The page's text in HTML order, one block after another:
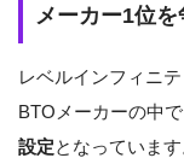
メーカー1位を
レベルインフィニ
BTOメーカーの中
設定となっています